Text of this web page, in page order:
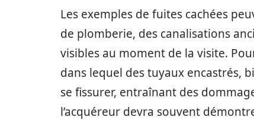
Les exemples de fuites cachées
de plomberie, des canalisations
visibles au moment de la visite.
dans lequel des tuyaux encastrés,
se fissurer, entraînant des
l’acquéreur devra souvent